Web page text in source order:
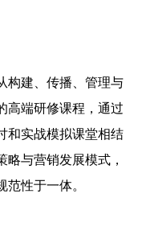
构建、传播、管理与
高端研修课程，通过
和实战模拟课堂相结
与营销发展模式，
性于一体。